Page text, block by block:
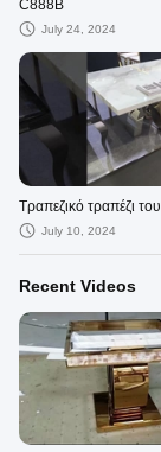
C888B
July 24, 2024
Τραπεζικό τραπέζι
July 10, 2024
Recent Videos